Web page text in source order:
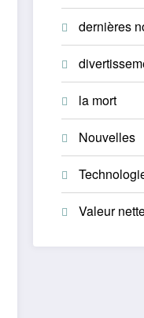
dernières
la mort
Nouvelles
Valeur